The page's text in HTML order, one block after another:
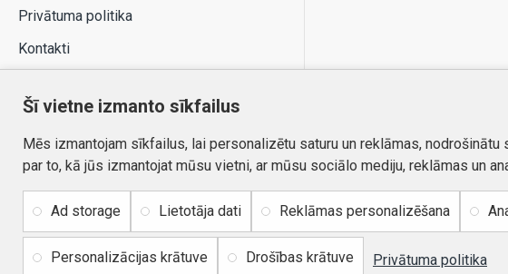
Privātuma politika
Kontakti
Autortiesības © 2026, www.autobode.lv, Visas tiesības
Šī vietne izmanto sīkfailus
Mēs izmantojam sīkfailus, lai personalizētu saturu un reklāmas,
par to, kā jūs izmantojat mūsu vietni, ar mūsu sociālo mediju, reklāmas un
Ad storage Lietotāja dati Reklāmas personalizēšana
Personalizācijas krātuve Drošības krātuve Privātuma politika